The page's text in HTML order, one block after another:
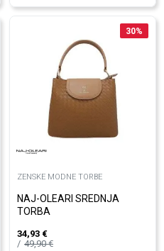
30%
ZENSKE MODNE TORBE
NAJ-OLEARI SREDNJA
TORBA
34,93 €
49,90€